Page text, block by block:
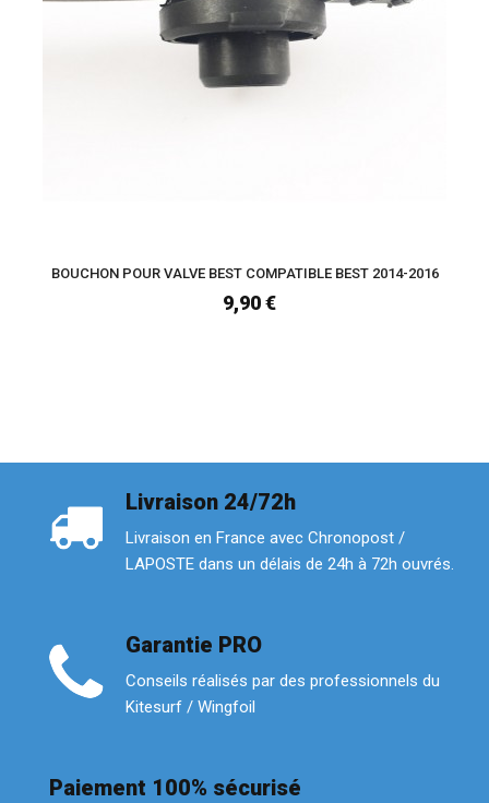
BOUCHON POUR VALVE BEST COMPATIBLE BEST 2014-2016
9,90 €
Livraison 24/72h
Livraison en France avec Chronopost /
LAPOSTE dans un délais de 24h à 72h ouvrés.
Garantie PRO
Conseils réalisés par des professionnels du
Kitesurf / Wingfoil
Paiement 100% sécurisé